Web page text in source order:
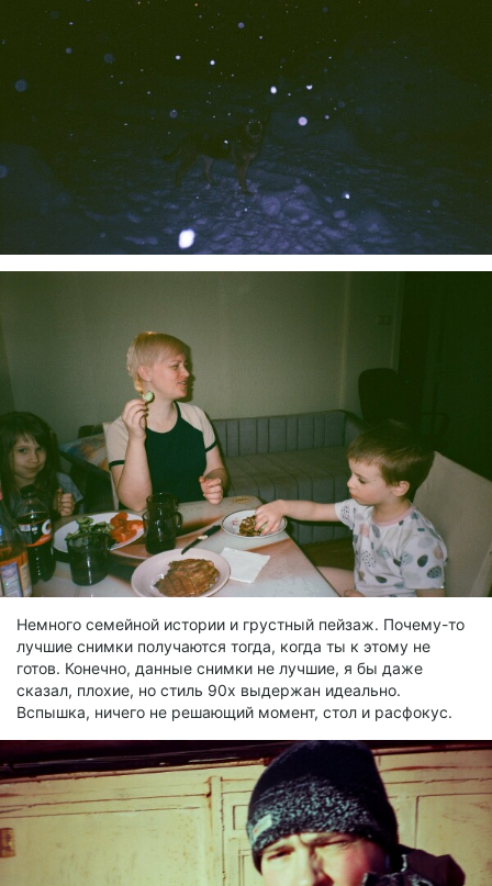
Немного семейной истории и грустный пейзаж. Почему-то
лучшие снимки получаются тогда, когда ты к этому не
готов. Конечно, данные снимки не лучшие, я бы даже
сказал, плохие, но стиль 90х выдержан идеально.
Вспышка, ничего не решающий момент, стол и расфокус.